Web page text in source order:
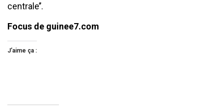
centrale’’.
Focus de guinee7.com
J’aime ça :